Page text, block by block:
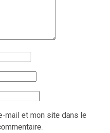
mail et mon site dans le